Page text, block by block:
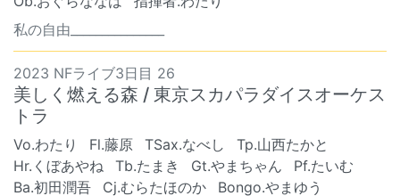
私の自由_______________
2023 NFライブ3日目 26
美しく燃える森 / 東京スカパラダイスオーケス
トラ
Vo.わたり Fl.藤原 TSax.なべし
Tp.山西たかと
Hr.くぼあやね
Tb.たまき Gt.やまちゃん
Pf.たいむ
Ba.初田潤吾
Cj.むらたほのか Bongo.やまゆう